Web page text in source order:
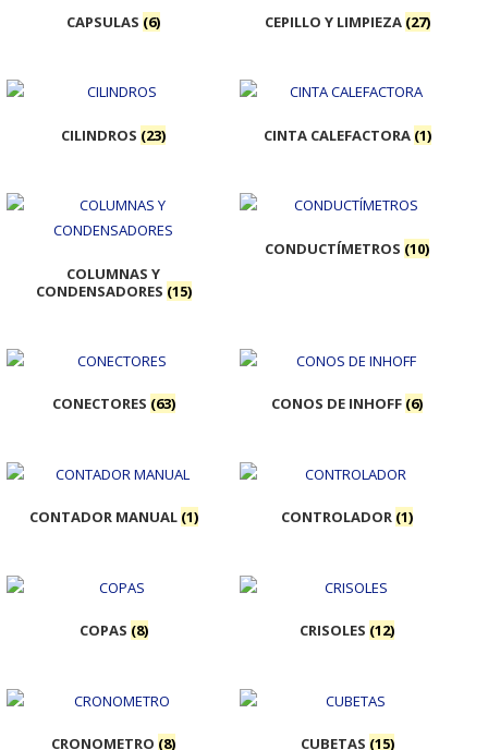
CAPSULAS (6) CEPILLO Y LIMPIEZA (27)
CILINDROS (23) CINTA CALEFACTORA (1)
COLUMNAS Y
CONDENSADORES (15)
CONDUCTÍMETROS (10)
CONECTORES (63) CONOS DE INHOFF (6)
CONTADOR MANUAL (1) CONTROLADOR (1)
COPAS (8) CRISOLES (12)
CRONOMETRO (8) CUBETAS (15)